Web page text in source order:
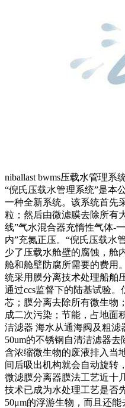
niballast bwms压载水管理系
“倪氏压载水管理系统”是本
一种全新系统。该系统首先
粒；然后由微滤膜去除所有
线”气水混合器充惰性气体-
内”充氮正压。“倪氏压载水
少了压载水舱壁的腐蚀，舱
舱和舱壁防腐所需要的费用
统采用膜分离技术处理船舶
通过ccs监督下的陆基试验
芯；膜分离去除所有微生物
成二次污染；节能，占地面
洁滤器 海水从通海阀及粗滤
50um的不锈钢自清洁滤器去
含浓缩微生物的废液排入当
间后吸出机构就会自动旋转
微滤膜分离器膜法工艺近十
技术已成为水处理工艺是否
50μm的浮游生物，而且还